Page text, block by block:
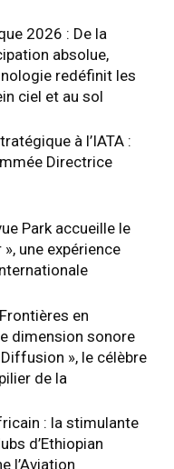
2026 : De la
absolue,
redéfinit les
ciel et au sol
à l’IATA :
Directrice
Park accueille le
une expérience
en
dimension sonore
», le célèbre
de la
: la stimulante
d’Ethiopian
l’Aviation